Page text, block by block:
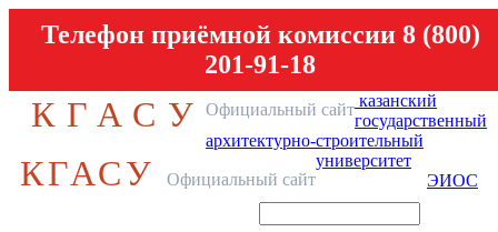
Телефон приёмной комиссии 8 (800)
201-91-18
КГАСУ Официальный сайт казанский
государственный
архитектурно-строительный
университет
КГАСУ Официальный сайт ЭИОС